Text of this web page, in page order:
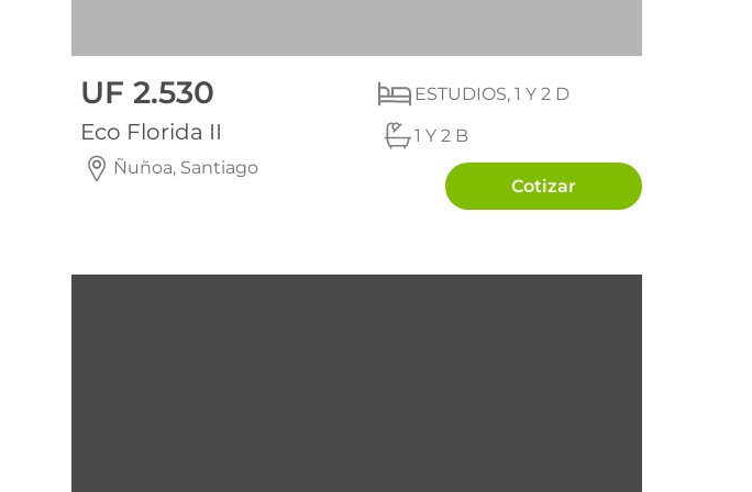
UF 2.530
Eco Florida II
Ñuñoa, Santiago
ESTUDIOS, 1 Y 2 D
1 Y 2 B
Cotizar